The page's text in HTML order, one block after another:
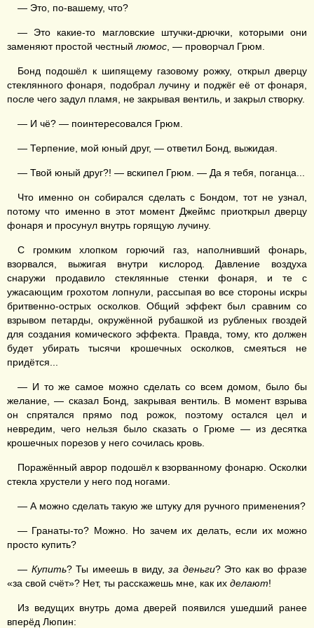
— Это, по-вашему, что?
— Это какие-то магловские штучки-дрючки, которыми они
заменяют простой честный люмос , — проворчал Грюм.
Бонд подошёл к шипящему газовому рожку, открыл дверцу
стеклянного фонаря, подобрал лучину и поджёг её от фонаря,
после чего задул пламя, не закрывая вентиль, и закрыл створку.
— И чё? — поинтересовался Грюм.
— Терпение, мой юный друг, — ответил Бонд, выжидая.
— Твой юный друг?! — вскипел Грюм. — Да я тебя, поганца...
Что именно он собирался сделать с Бондом, тот не узнал,
потому что именно в этот момент Джеймс приоткрыл дверцу
фонаря и просунул внутрь горящую лучину.
С громким хлопком горючий газ, наполнивший фонарь,
взорвался, выжигая внутри кислород. Давление воздуха
снаружи продавило стеклянные стенки фонаря, и те с
ужасающим грохотом лопнули, рассыпая во все стороны искры
бритвенно-острых осколков. Общий эффект был сравним со
взрывом петарды, окружённой рубашкой из рубленых гвоздей
для создания комического эффекта. Правда, тому, кто должен
будет убирать тысячи крошечных осколков, смеяться не
придётся...
— И то же самое можно сделать со всем домом, было бы
желание, — сказал Бонд, закрывая вентиль. В момент взрыва
он спрятался прямо под рожок, поэтому остался цел и
невредим, чего нельзя было сказать о Грюме — из десятка
крошечных порезов у него сочилась кровь.
Поражённый аврор подошёл к взорванному фонарю. Осколки
стекла хрустели у него под ногами.
— А можно сделать такую же штуку для ручного применения?
— Гранаты-то? Можно. Но зачем их делать, если их можно
просто купить?
— Купить? Ты имеешь в виду,за деньги? Это как во фразе
«за свой счёт»? Нет, ты расскажешь мне, как их делают!
Из ведущих внутрь дома дверей появился ушедший ранее
вперёд Люпин: